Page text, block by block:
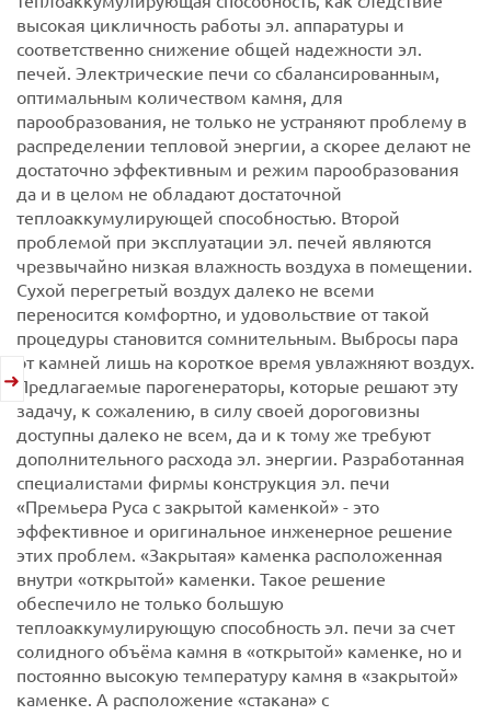
высокая цикличность работы эл. аппаратуры и
соответственно снижение общей надежности эл.
печей. Электрические печи со сбалансированным,
оптимальным количеством камня, для
парообразования, не только не устраняют проблему в
распределении тепловой энергии, а скорее делают не
достаточно эффективным и режим парообразования
да и в целом не обладают достаточной
теплоаккумулирующей способностью. Второй
проблемой при эксплуатации эл. печей являются
чрезвычайно низкая влажность воздуха в помещении.
Сухой перегретый воздух далеко не всеми
переносится комфортно, и удовольствие от такой
процедуры становится сомнительным. Выбросы пара
от камней лишь на короткое время увлажняют воздух.
Предлагаемые парогенераторы, которые решают эту
задачу, к сожалению, в силу своей дороговизны
доступны далеко не всем, да и к тому же требуют
дополнительного расхода эл. энергии. Разработанная
специалистами фирмы конструкция эл. печи
«Премьера Руса с закрытой каменкой» - это
эффективное и оригинальное инженерное решение
этих проблем. «Закрытая» каменка расположенная
внутри «открытой» каменки. Такое решение
обеспечило не только большую
теплоаккумулирующую способность эл. печи за счет
солидного объёма камня в «открытой» каменке, но и
постоянно высокую температуру камня в «закрытой»
каменке. А расположение «стакана» с